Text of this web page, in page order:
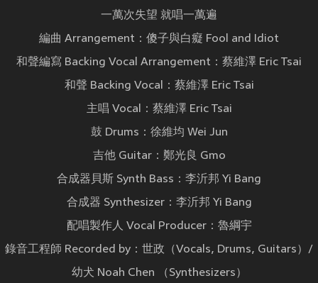
一萬次失望 就唱一萬遍
編曲 Arrangement：傻子與白癡 Fool and Idiot
和聲編寫 Backing Vocal Arrangement：蔡維澤 Eric Tsai
和聲 Backing Vocal：蔡維澤 Eric Tsai
主唱 Vocal：蔡維澤 Eric Tsai
鼓 Drums：徐維均 Wei Jun
吉他 Guitar：鄭光良 Gmo
合成器貝斯 Synth Bass：李沂邦 Yi Bang
合成器 Synthesizer：李沂邦 Yi Bang
配唱製作人 Vocal Producer：魯綱宇
錄音工程師 Recorded by：世政（Vocals, Drums, Guitars）/
幼犬 Noah Chen （Synthesizers）